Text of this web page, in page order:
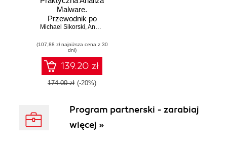
Malware.
Przewodnik po
usuwaniu
oprogramowania
Michael Sikorski,Andrew Honig
(107,88 zł najniższa cena z 30
dni)
139.20 zł
174.00 zł (-20%)
Program partnerski - zarabiaj
więcej »